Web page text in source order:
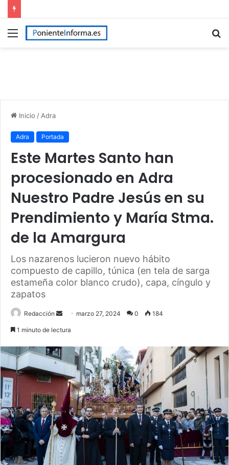
Menú
Inicio / Adra
Adra Portada
Este Martes Santo han
procesionado en Adra
Nuestro Padre Jesús en su
Prendimiento y María Stma.
de la Amargura
Los nazarenos lucieron nuevo hábito
compuesto de capillo, túnica (en tela de sarga
estameña color blanco crudo), capa, cíngulo y
zapatos
Redacción
Send marzo 27, 2024 0 184
1 minuto de lectura